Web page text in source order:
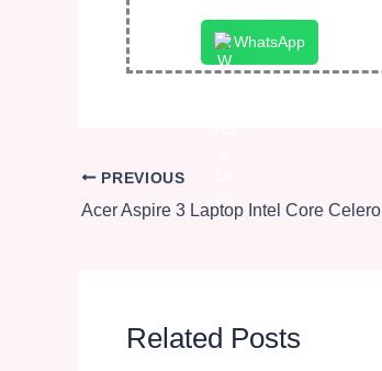
WhatsApp
PREVIOUS
Related Posts